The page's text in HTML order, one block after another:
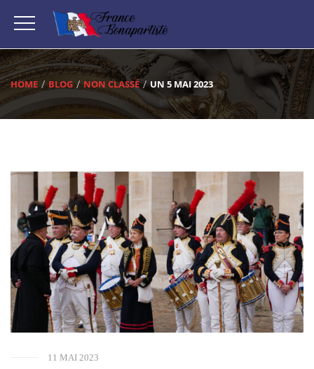
HOME BLOG NON CLASSÉ UN 5 MAI 2023
11 MAI 2023